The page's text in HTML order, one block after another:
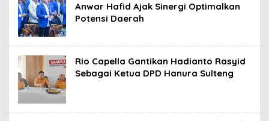
Anwar Hafid Ajak Sinergi Optimalkan
Potensi Daerah
Rio Capella Gantikan Hadianto Rasyid
Sebagai Ketua DPD Hanura Sulteng